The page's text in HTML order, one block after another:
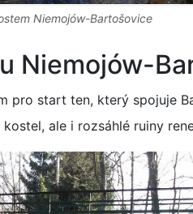
Niemojów-Bartošovice
Niemojów-
pro start ten, který spojuje
ale i rozsáhlé ruiny